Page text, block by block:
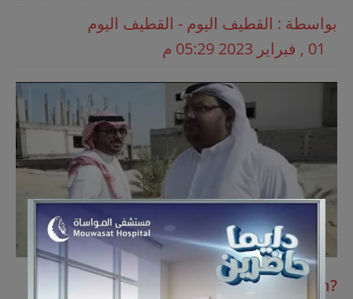
بواسطة : القطيف اليوم - القطيف اليوم
01 , فبراير 2023 05:29 م
https://m.youtube.com/watch?